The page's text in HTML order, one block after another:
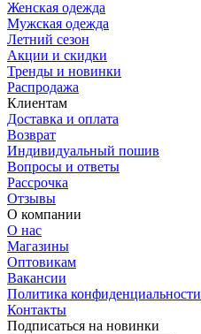
Женская одежда
Мужская одежда
Летний сезон
Акции и скидки
Тренды и новинки
Распродажа
Клиентам
Доставка и оплата
Возврат
Индивидуальный пошив
Вопросы и ответы
Рассрочка
Отзывы
О компании
О нас
Магазины
Оптовикам
Вакансии
Политика конфиденциальности
Контакты
Подписаться на новинки